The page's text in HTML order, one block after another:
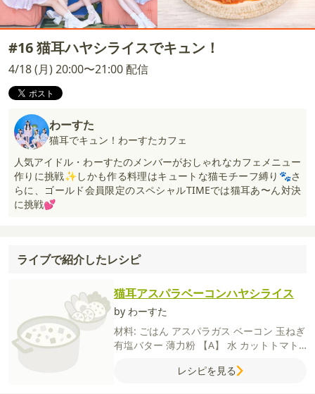
#16 猫耳ハヤシライスでキュン！
4/18 (月) 20:00〜21:00 配信
わーすた
猫耳でキュン！わーすたカフェ
人気アイドル・わーすたのメンバーがおしゃれなカフェメニュー
作りに挑戦✨しかも作る料理はキュートな猫モチーフ縛り🐾さ
らに、ゴールド会員限定のスペシャルTIMEでは猫耳あ〜ん対決
に挑戦💕
ライブで紹介したレシピ
猫耳アスパラベーコンハヤシライス
by わーすた
材料: ごはん アスパラガス ベーコン 玉ねぎ
有塩バター 薄力粉 【A】 水 カットトマト
コンソメ（顆粒）
レシピを見る